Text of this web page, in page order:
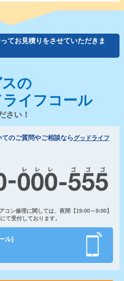
てお見積りをさせていただきま
の
イフコール
さい！
のご質問やご相談ならグッドライフ
ン修理に関しては、夜間【19:00～9:00】
て受付しております。
ル)